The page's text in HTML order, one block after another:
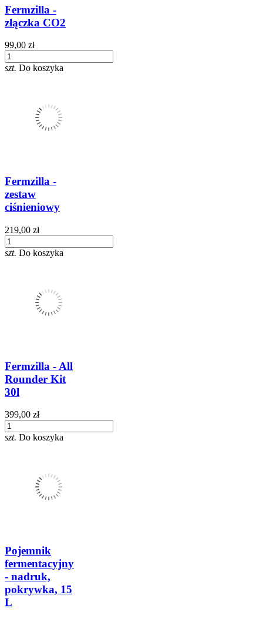
Fermzilla -
złączka CO2
99,00 zł
szt. Do koszyka
Fermzilla -
zestaw
ciśnieniowy
219,00 zł
szt. Do koszyka
Fermzilla - All
Rounder Kit
30l
399,00 zł
szt. Do koszyka
Pojemnik
fermentacyjny
- nadruk,
pokrywka, 15
L